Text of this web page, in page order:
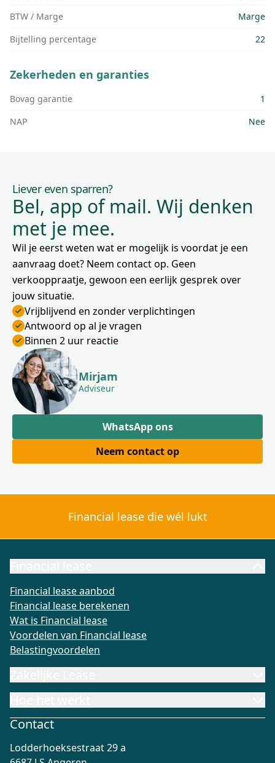
BTW / Marge
Marge
Bijtelling percentage
22
Zekerheden en garanties
Bovag garantie
1
NAP
Nee
Liever even sparren?
Bel, app of mail. Wij denken
met je mee.
Wil je eerst weten wat er mogelijk is voordat je een
aanvraag doet? Neem contact op. Geen
verkooppraatje, gewoon een eerlijk gesprek over
jouw situatie.
Vrijblijvend en zonder verplichtingen
Antwoord op al je vragen
Binnen 2 uur reactie
Mirjam
Adviseur
WhatsApp ons
Neem contact op
Financial lease die wél lukt
Financial lease aanbod
Financial lease berekenen
Wat is Financial lease
Voordelen van Financial lease
Belastingvoordelen
Contact
Lodderhoeksestraat 29 a